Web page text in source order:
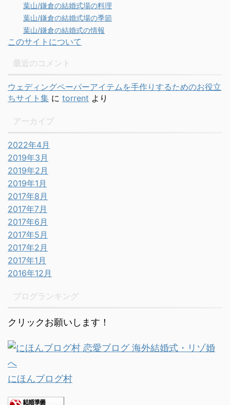
葉山/鎌倉の結婚式場の料理
葉山/鎌倉の結婚式場の季節
葉山/鎌倉の結婚式の情報
このサイトについて
ウェディングペーパーアイテムを手作りするためのお役立
ちサイト集 に torrent より
2022年4月
2019年3月
2019年2月
2019年1月
2017年8月
2017年7月
2017年6月
2017年5月
2017年2月
2017年1月
2016年12月
クリックお願いします！
にほんブログ村